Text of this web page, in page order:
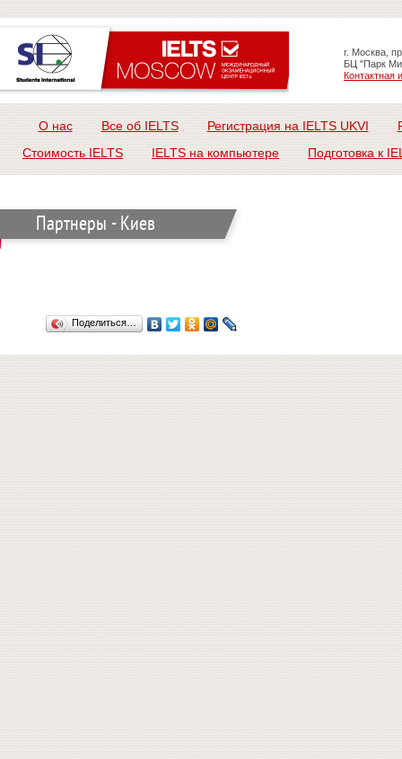
г. Москва,
БЦ "Парк
Контактная
О нас Все об IELTS Регистрация на IELTS UKVI
Стоимость IELTS
IELTS на компьютере Подготовка к
Партнеры - Киев
Поделиться…